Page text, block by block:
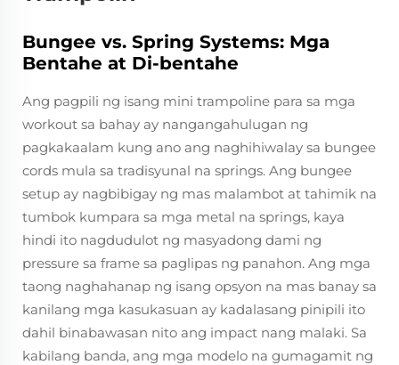
Bungee vs. Spring Systems: Mga
Bentahe at Di-bentahe
Ang pagpili ng isang mini trampoline para sa mga
workout sa bahay ay nangangahulugan ng
pagkakaalam kung ano ang naghihiwalay sa bungee
cords mula sa tradisyunal na springs. Ang bungee
setup ay nagbibigay ng mas malambot at tahimik na
tumbok kumpara sa mga metal na springs, kaya
hindi ito nagdudulot ng masyadong dami ng
pressure sa frame sa paglipas ng panahon. Ang mga
taong naghahanap ng isang opsyon na mas banay sa
kanilang mga kasukasuan ay kadalasang pinipili ito
dahil binabawasan nito ang impact nang malaki. Sa
kabilang banda, ang mga modelo na gumagamit ng